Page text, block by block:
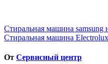
Навигация
по
записям
Стиральная машина samsung
Стиральная машина
От Сервисный центр